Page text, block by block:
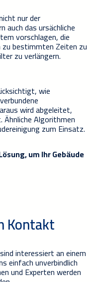
nur der
auch das ursächliche
vorschlagen, die
bestimmten Zeiten zu
zu verlängern.
wie
wird abgeleitet,
Ähnliche Algorithmen
zum Einsatz.
um Ihr Gebäude
Kontakt
interessiert an einem
einfach unverbindlich
und Experten werden